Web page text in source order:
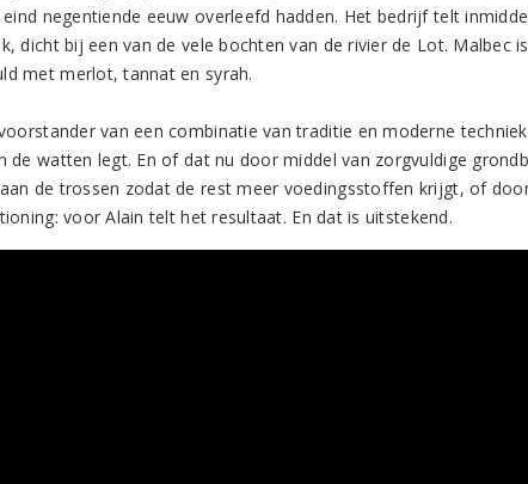
negentiende eeuw overleefd hadden. Het bedrijf telt
dicht bij een van de vele bochten van de rivier de Lot. Malbec
met merlot, tannat en syrah.
van een combinatie van traditie en moderne
de watten legt. En of dat nu door middel van zorgvuldige
de trossen zodat de rest meer voedingsstoffen krijgt, of
voor Alain telt het resultaat. En dat is uitstekend.